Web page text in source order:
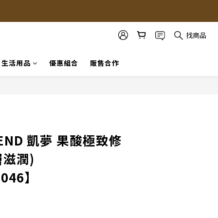
找商品
生活用品 優惠組合 販售合作
凱夢 果酸極致修
潤)
】